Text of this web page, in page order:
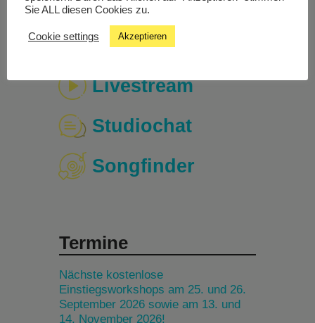
Livestream
Studiochat
Songfinder
Termine
Nächste kostenlose
Einstiegsworkshops am 25. und 26.
September 2026 sowie am 13. und
14. November 2026!
Sie ALL diesen Cookies zu.
Cookie settings Akzeptieren